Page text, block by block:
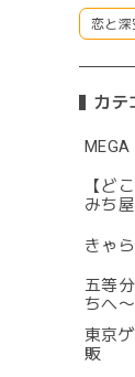
恋と深
カテ
MEGA
【ど
みち
きゃ
五等
ちへ
東京
販